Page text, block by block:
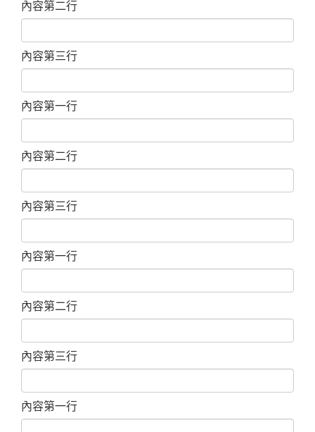
內容第二行
內容第三行
內容第一行
內容第二行
內容第三行
內容第一行
內容第二行
內容第三行
內容第一行